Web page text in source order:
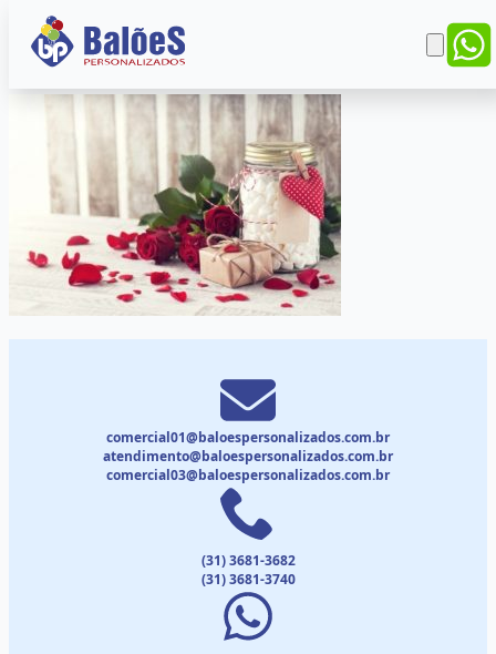
comercial01@baloespersonalizados.com.br
atendimento@baloespersonalizados.com.br
comercial03@baloespersonalizados.com.br
(31) 3681-3682
(31) 3681-3740